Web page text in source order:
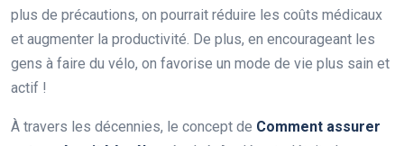
plus de précautions, on pourrait réduire les coûts médicaux
et augmenter la productivité. De plus, en encourageant les
gens à faire du vélo, on favorise un mode de vie plus sain et
actif !
À travers les décennies, le concept de Comment assurer